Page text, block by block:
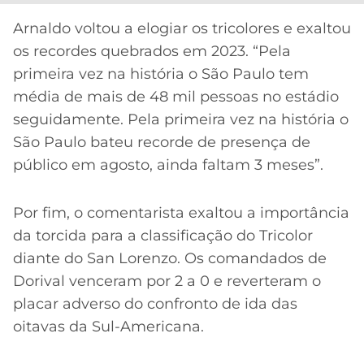
Arnaldo voltou a elogiar os tricolores e exaltou
os recordes quebrados em 2023. “Pela
primeira vez na história o São Paulo tem
média de mais de 48 mil pessoas no estádio
seguidamente. Pela primeira vez na história o
São Paulo bateu recorde de presença de
público em agosto, ainda faltam 3 meses”.
Por fim, o comentarista exaltou a importância
da torcida para a classificação do Tricolor
diante do San Lorenzo. Os comandados de
Dorival venceram por 2 a 0 e reverteram o
placar adverso do confronto de ida das
oitavas da Sul-Americana.